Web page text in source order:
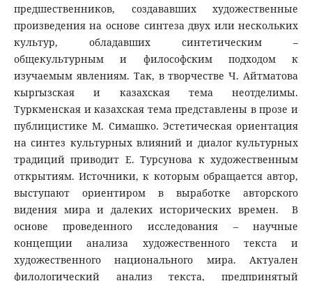
предшественников, создававших художественные
произведения на основе синтеза двух или нескольких
культур, обладавших синтетическим –
общекультурным и философским подходом к
изучаемым явлениям. Так, в творчестве Ч. Айтматова
кыргызская и казахская тема неотделимы.
Туркменская и казахская тема представлены в прозе и
публицистике М. Симашко. Эстетическая ориентация
на синтез культурных влияний и диалог культурных
традиций приводит Е. Турсунова к художественным
открытиям. Источники, к которым обращается автор,
выступают ориентиром в выработке авторского
видения мира и далеких исторических времен. В
основе проведенного исследования – научные
концепции анализа художественного текста и
художественного национального мира. Актуален
филологический анализ текста, предпринятый